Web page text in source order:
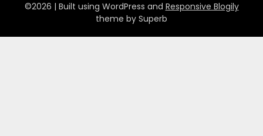
©2026 | Built using WordPress and Responsive Blogily
theme by Superb